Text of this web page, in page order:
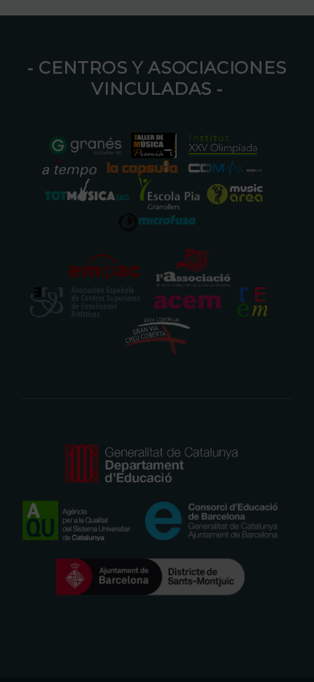
⁃ CENTROS Y ASOCIACIONES
VINCULADAS ⁃